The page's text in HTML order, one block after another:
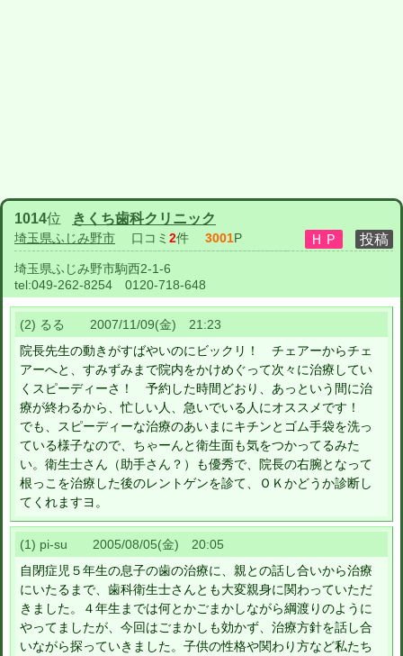
1014位 きくち歯科クリニック
埼玉県ふじみ野市 口コミ 2件 3001P
埼玉県ふじみ野市駒西2-1-6
tel:049-262-8254 0120-718-648
(2) るる 2007/11/09(金) 21:23
院長先生の動きがすばやいのにビックリ！ チェアーからチェ
アーへと、すみずみまで院内をかけめぐって次々に治療してい
くスピーディーさ！ 予約した時間どおり、あっという間に治
療が終わるから、忙しい人、急いでいる人にオススメです！
でも、スピーディーな治療のあいまにキチンとゴム手袋を洗っ
ている様子なので、ちゃーんと衛生面も気をつかってるみた
い。衛生士さん（助手さん？）も優秀で、院長の右腕となって
根っこを治療した後のレントゲンを診て、ＯＫかどうか診断し
てくれますヨ。
(1) pi-su 2005/08/05(金) 20:05
自閉症児５年生の息子の歯の治療に、親との話し合いから治療
にいたるまで、歯科衛生士さんとも大変親身に関わっていただ
きました。４年生までは何とかごまかしながら綱渡りのように
やってましたが、今回はごまかしも効かず、治療方針を話し合
いながら探っていきました。子供の性格や関わり方など私たち